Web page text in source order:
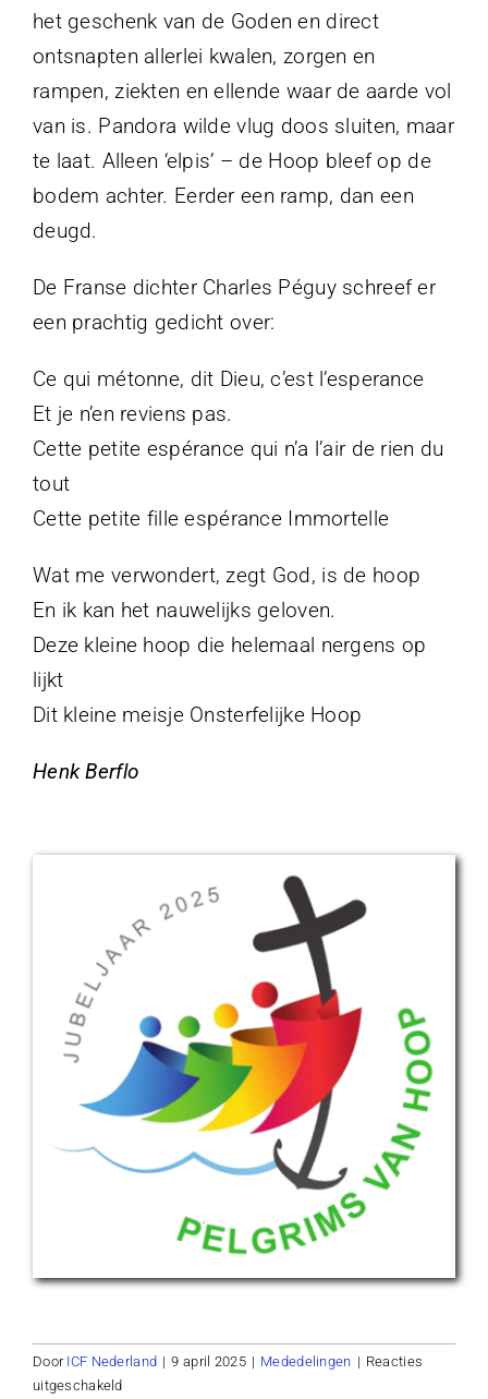
het geschenk van de Goden en direct
ontsnapten allerlei kwalen, zorgen en
rampen, ziekten en ellende waar de aarde vol
van is. Pandora wilde vlug doos sluiten, maar
te laat. Alleen ‘elpis’ – de Hoop bleef op de
bodem achter. Eerder een ramp, dan een
deugd.
De Franse dichter Charles Péguy schreef er
een prachtig gedicht over:
Ce qui métonne, dit Dieu, c’est l’esperance
Et je n’en reviens pas.
Cette petite espérance qui n’a l’air de rien du
tout
Cette petite fille espérance Immortelle
Wat me verwondert, zegt God, is de hoop
En ik kan het nauwelijks geloven.
Deze kleine hoop die helemaal nergens op
lijkt
Dit kleine meisje Onsterfelijke Hoop
Henk Berflo
Door ICF Nederland | 9 april 2025 | Mededelingen | Reacties
uitgeschakeldvoor